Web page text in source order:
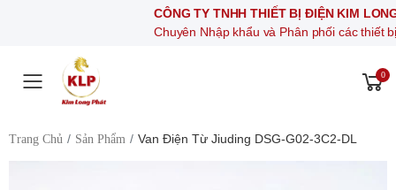
CÔNG TY TNHH THIẾT BỊ ĐIỆN KIM LONG PHÁT
Chuyên Nhập khẩu và Phân phối các thiết bị khí
Toggle mobile menu
0
Trang Chủ Sản Phẩm Van Điện Từ Jiuding DSG-G02-3C2-DL